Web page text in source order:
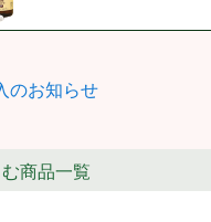
のお知らせ
商品一覧